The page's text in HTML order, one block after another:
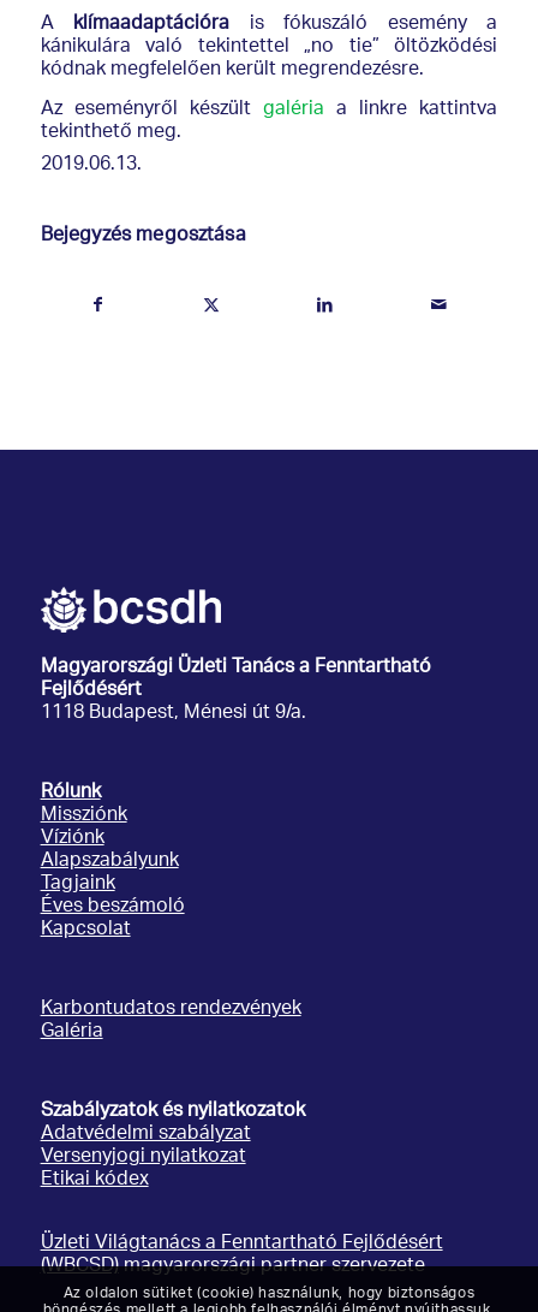
A klímaadaptációra is fókuszáló esemény a
kánikulára való tekintettel „no tie” öltözködési
kódnak megfelelően került megrendezésre.
Az eseményről készült galéria a linkre kattintva
tekinthető meg.
2019.06.13.
Bejegyzés megosztása
Magyarországi Üzleti Tanácsa Fenntartható
Fejlődésért
1118 Budapest, Ménesi út 9/a.
Rólunk
Missziónk
Víziónk
Alapszabályunk
Tagjaink
Éves beszámoló
Kapcsolat
Karbontudatos rendezvények
Galéria
Szabályzatok és nyilatkozatok
Adatvédelmi szabályzat
Versenyjogi nyilatkozat
Etikai kódex
Üzleti Világtanács a Fenntartható Fejlődésért
(WBCSD)magyarországi partner szervezete
Az oldalon sütiket (cookie) használunk, hogy biztonságos